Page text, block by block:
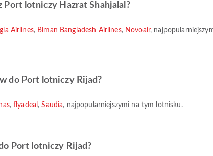
lotniczy Hazrat Shahjalal?
Airlines, Biman Bangladesh Airlines, Novoair,
do Port lotniczy Rijad?
,flyadeal ,Saudia, najpopularniejszymi na tym lotnisku.
Port lotniczy Rijad?